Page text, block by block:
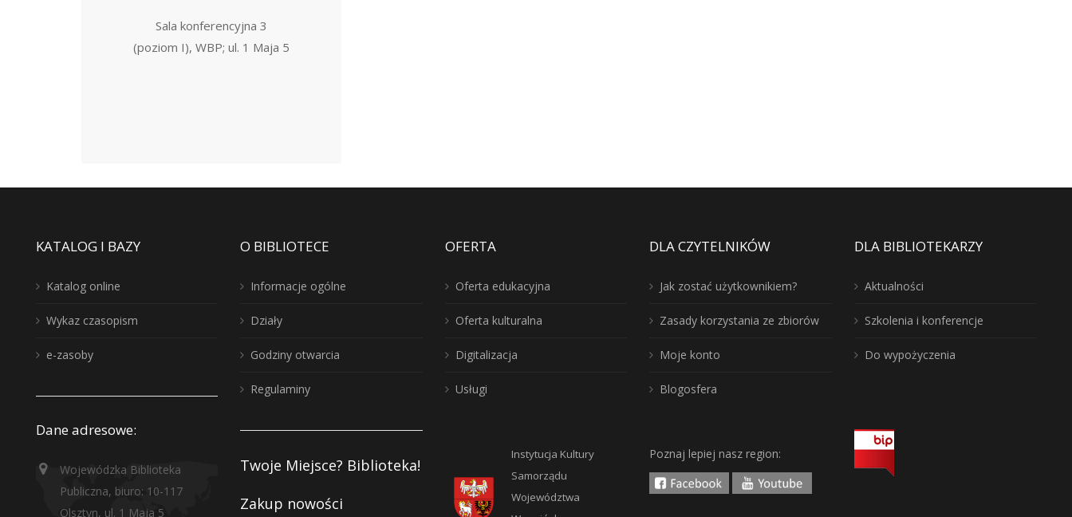
Sala konferencyjna 3
(poziom I), WBP; ul. 1 Maja 5
KATALOG I BAZY
Katalog online
Wykaz czasopism
e-zasoby
Dane adresowe:
Wojewódzka Biblioteka
Publiczna, biuro: 10-117
Olsztyn, ul. 1 Maja 5
O BIBLIOTECE
Informacje ogólne
Działy
Godziny otwarcia
Regulaminy
Twoje Miejsce? Biblioteka!
Zakup nowości
OFERTA
Oferta edukacyjna
Oferta kulturalna
Digitalizacja
Usługi
Instytucja Kultury
Samorządu
Województwa
DLA CZYTELNIKÓW
Jak zostać użytkownikiem?
Zasady korzystania ze zbiorów
Moje konto
Blogosfera
Poznaj lepiej nasz region:
DLA BIBLIOTEKARZY
Aktualności
Szkolenia i konferencje
Do wypożyczenia